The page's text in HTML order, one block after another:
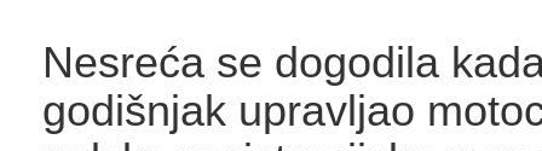
Nesreća se dogodila
godišnjak upravljao